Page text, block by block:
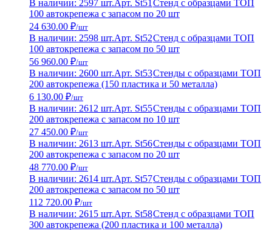
В наличии: 2597 шт.Арт. St51 Стенд с образцами ТОП
100 автокрепежа с запасом по 20 шт
24 630.00 ₽/шт
В наличии: 2598 шт.Арт. St52Стенд с образцами ТОП
100 автокрепежа с запасом по 50 шт
56 960.00 ₽/шт
В наличии: 2600 шт.Арт. St53Стенды с образцами ТОП
200 автокрепежа (150 пластика и 50 металла)
6 130.00 ₽/шт
В наличии: 2612 шт.Арт. St55Стенды с образцами ТОП
200 автокрепежа с запасом по 10 шт
27 450.00 ₽/шт
В наличии: 2613 шт.Арт. St56Стенды с образцами ТОП
200 автокрепежа с запасом по 20 шт
48 770.00 ₽/шт
В наличии: 2614 шт.Арт. St57Стенды с образцами ТОП
200 автокрепежа с запасом по 50 шт
112 720.00 ₽/шт
В наличии: 2615 шт.Арт. St58Стенд с образцами ТОП
300 автокрепежа (200 пластика и 100 металла)